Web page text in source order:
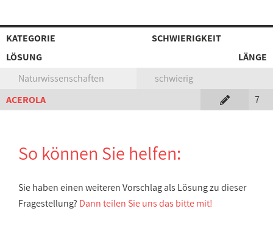
KATEGORIE
SCHWIERIGKEIT
LÖSUNG
LÄNGE
Naturwissenschaften
schwierig
ACEROLA
7
So können Sie helfen:
Sie haben einen weiteren Vorschlag als Lösung zu dieser
Fragestellung? Dann teilen Sie uns das bitte mit!